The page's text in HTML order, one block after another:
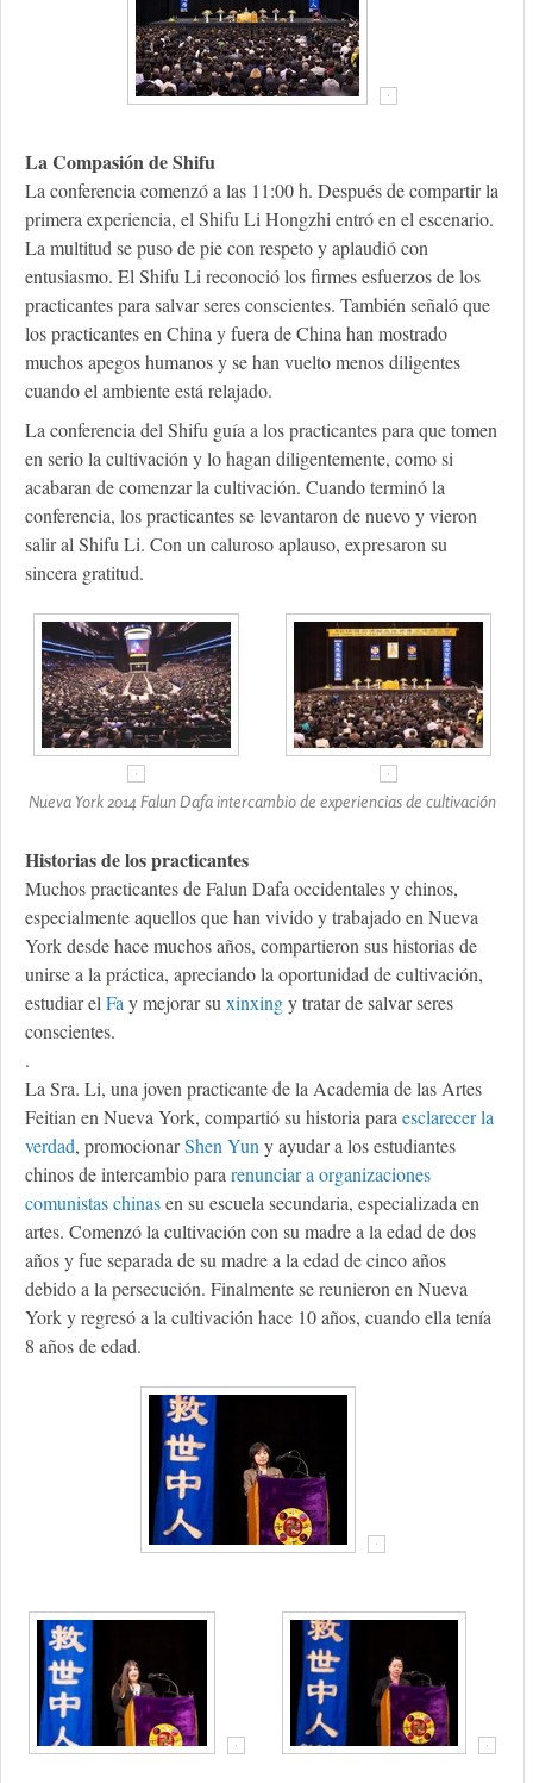
La Compasión de Shifu
La conferencia comenzó a las 11:00 h. Después de compartir la
primera experiencia, el Shifu Li Hongzhi entró en el escenario.
La multitud se puso de pie con respeto y aplaudió con
entusiasmo. El Shifu Li reconoció los firmes esfuerzos de los
practicantes para salvar seres conscientes. También señaló que
los practicantes en China y fuera de China han mostrado
muchos apegos humanos y se han vuelto menos diligentes
cuando el ambiente está relajado.
La conferencia del Shifu guía a los practicantes para que tomen
en serio la cultivación y lo hagan diligentemente, como si
acabaran de comenzar la cultivación. Cuando terminó la
conferencia, los practicantes se levantaron de nuevo y vieron
salir al Shifu Li. Con un caluroso aplauso, expresaron su
sincera gratitud.
Nueva York 2014 Falun Dafa intercambio de experiencias de cultivación
Historias de los practicantes
Muchos practicantes de Falun Dafa occidentales y chinos,
especialmente aquellos que han vivido y trabajado en Nueva
York desde hace muchos años, compartieron sus historias de
unirse a la práctica, apreciando la oportunidad de cultivación,
estudiar elFay mejorar suxinxingy tratar de salvar seres
conscientes.
.
La Sra. Li, una joven practicante de la Academia de las Artes
Feitian en Nueva York, compartió su historia paraesclarecer la
verdad, promocionarShen Yuny ayudar a los estudiantes
chinos de intercambio pararenunciar a organizaciones
comunistas chinasen su escuela secundaria, especializada en
artes. Comenzó la cultivación con su madre a la edad de dos
años y fue separada de su madre a la edad de cinco años
debido a la persecución. Finalmente se reunieron en Nueva
York y regresó a la cultivación hace 10 años, cuando ella tenía
8 años de edad.